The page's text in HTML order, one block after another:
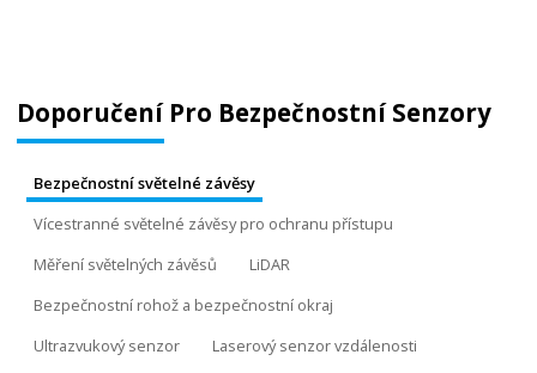
Doporučení Pro Bezpečnostní Senzory
Bezpečnostní světelné závěsy
Vícestranné světelné závěsy pro ochranu přístupu
Měření světelných závěsů
LiDAR
Bezpečnostní rohož a bezpečnostní okraj
Ultrazvukový senzor
Laserový senzor vzdálenosti